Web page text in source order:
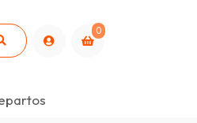
0